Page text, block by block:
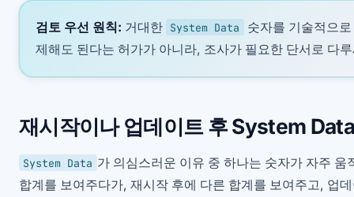
검토 우선 원칙: 거대한 System Data
숫자를 기술적으
제해도 된다는 허가가 아니라, 조사가 필요한 단서로 다
재시작이나 업데이트 후 System
System Data 가 의심스러운 이유 중 하나는 숫자가 자주
합계를 보여주다가, 재시작 후에 다른 합계를 보여주고, 업